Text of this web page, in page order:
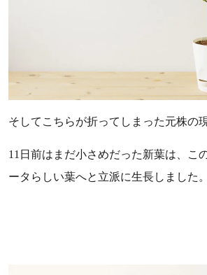
そしてこちらが折ってしまった元株の
11日前はまだ小さめだった新葉は、こ
ータらしい葉へと立派に生長しました。